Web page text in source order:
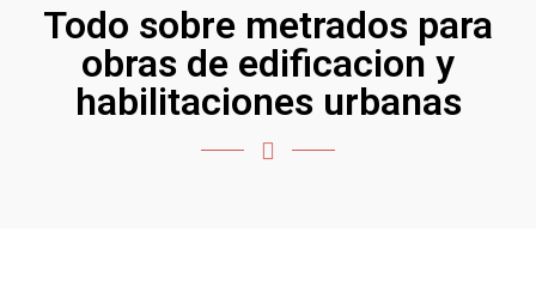
Todo sobre metrados para
obras de edificacion y
habilitaciones urbanas